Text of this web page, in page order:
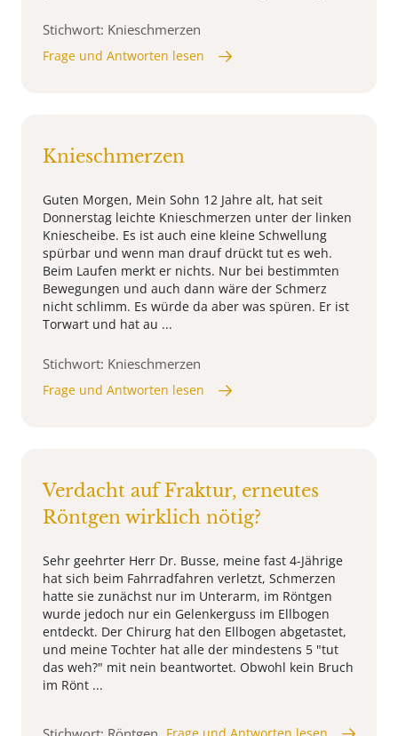
Stichwort: Knieschmerzen
Frage und Antworten lesen
Knieschmerzen
Guten Morgen, Mein Sohn 12 Jahre alt, hat seit
Donnerstag leichte Knieschmerzen unter der linken
Kniescheibe. Es ist auch eine kleine Schwellung
spürbar und wenn man drauf drückt tut es weh.
Beim Laufen merkt er nichts. Nur bei bestimmten
Bewegungen und auch dann wäre der Schmerz
nicht schlimm. Es würde da aber was spüren. Er ist
Torwart und hat au ...
Stichwort: Knieschmerzen
Frage und Antworten lesen
Verdacht auf Fraktur, erneutes
Röntgen wirklich nötig?
Sehr geehrter Herr Dr. Busse, meine fast 4-Jährige
hat sich beim Fahrradfahren verletzt, Schmerzen
hatte sie zunächst nur im Unterarm, im Röntgen
wurde jedoch nur ein Gelenkerguss im Ellbogen
entdeckt. Der Chirurg hat den Ellbogen abgetastet,
und meine Tochter hat alle der mindestens 5 "tut
das weh?" mit nein beantwortet. Obwohl kein Bruch
im Rönt ...